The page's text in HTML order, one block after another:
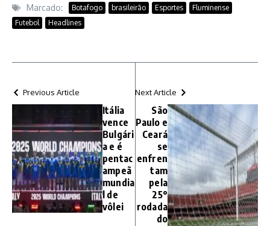
Marcado: Botafogo brasileirão Esportes
Fluminense
Futebol
Headlines
Previous Article
Itália
vence
Bulgári
a e é
pentac
ampeã
mundia
l de
vôlei
Next Article
São
Paulo e
Ceará
se
enfren
tam
pela
25°
rodada
do